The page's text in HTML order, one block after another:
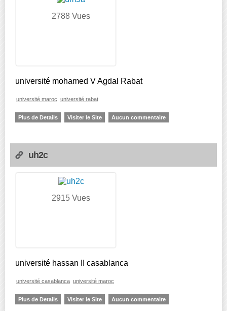
2788 Vues
université mohamed V Agdal Rabat
université maroc université rabat
Plus de Details Visiter le Site Aucun commentaire
uh2c
2915 Vues
université hassan II casablanca
université casablanca université maroc
Plus de Details Visiter le Site Aucun commentaire